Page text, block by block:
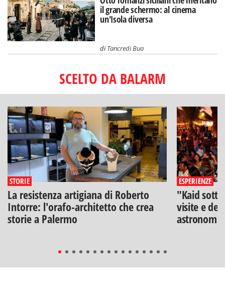
il grande schermo: al cinema
un'Isola diversa
diTancredi Bua
SCELTO DA BALARM
STORIE
La resistenza artigiana di Roberto
Intorre: l'orafo-architetto che crea
storie a Palermo
ESPERIENZE
"Kaid
visite e
astronomia